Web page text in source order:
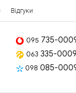
Відгуки
095 735-
063 335-0009
098 085-